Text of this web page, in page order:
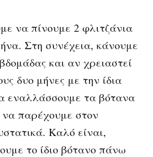
να πίνουμε 2 φλιτζάνια
Στη συνέχεια, κάνουμε
και αν χρειαστεί
δυο μήνες με την ίδια
εναλλάσσουμε τα βότανα
παρέχουμε στον
Καλό είναι,
το ίδιο βότανο πάνω